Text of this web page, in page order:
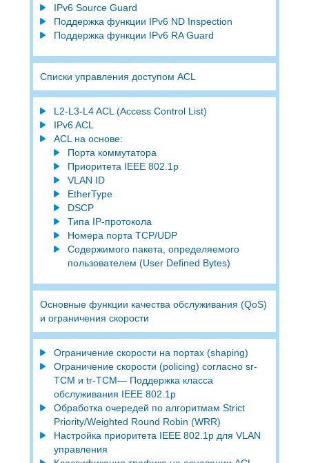
IPv6 Source Guard
Поддержка функции IPv6 ND Inspection
Поддержка функции IPv6 RA Guard
Списки управления доступом ACL
L2-L3-L4 ACL (Access Control List)
IPv6 ACL
ACL на основе:
Порта коммутатора
Приоритета IEEE 802.1p
VLAN ID
EtherType
DSCP
Типа IP-протокола
Номера порта TCP/UDP
Содержимого пакета, определяемого
пользователем (User Defined Bytes)
Основные функции качества обслуживания (QoS)
и ограничения скорости
Ограничение скорости на портах (shaping)
Ограничение скорости (policing) согласно sr-
TCM и tr-TCM— Поддержка класса
обслуживания IEEE 802.1p
Обработка очередей по алгоритмам Strict
Priority/Weighted Round Robin (WRR)
Настройка приоритета IEEE 802.1p для VLAN
управления